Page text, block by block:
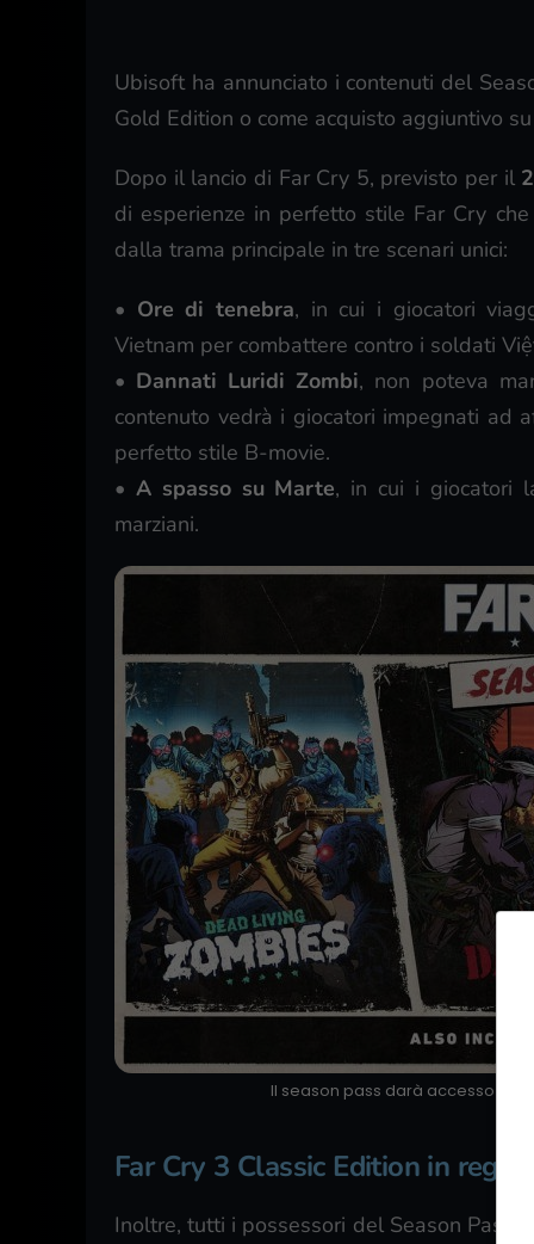
Ubisoft ha annunciato i contenuti del
Gold Edition o come acquisto aggiuntivo su
Dopo il lancio di Far Cry 5, previsto per il
di esperienze in perfetto stile Far Cry
dalla trama principale in tre scenari unici:
• Ore di tenebra, in cui i giocatori
Vietnam per combattere contro i soldati
• Dannati Luridi Zombi, non poteva
contenuto vedrà i giocatori impegnati ad
perfetto stile B-movie.
• A spasso su Marte, in cui i giocatori
marziani.
Il season pass darà accesso a
Far Cry 3 Classic Edition in
Inoltre, tutti i possessori del Season Pass